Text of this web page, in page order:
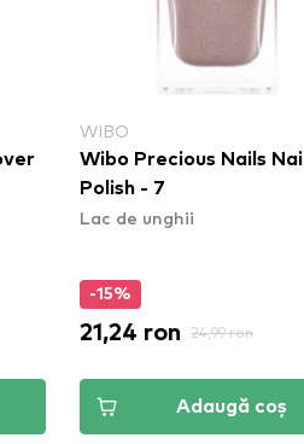
WIBO
Wibo Precious Nails Nail
Polish - 7
Lac de unghii
-15%
21,24 ron 24,99 ron
Adaugă coș